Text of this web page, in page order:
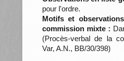
pour l'ordre.
Motifs et
commission mixte :
(Procès-verbal de la
Var, A.N., BB/30/398)